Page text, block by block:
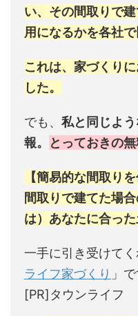
い、その間取りで
用になるかを各社で
これは、家づくり
した。
でも、 私と同じよ
報。
とっておきの
【簡易的な間取り
間取りで建てた場合
は）あなたに合った
一手に引き受けて
ライフ家づくり 」で
[PR]タウンライフ